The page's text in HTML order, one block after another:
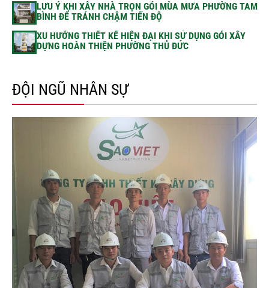
LƯU Ý KHI XÂY NHÀ TRỌN GÓI MÙA MƯA PHƯỜNG TAM
BÌNH ĐỂ TRÁNH CHẬM TIẾN ĐỘ
XU HƯỚNG THIẾT KẾ HIỆN ĐẠI KHI SỬ DỤNG GÓI XÂY
DỰNG HOÀN THIỆN PHƯỜNG THỦ ĐỨC
ĐỘI NGŨ NHÂN SỰ